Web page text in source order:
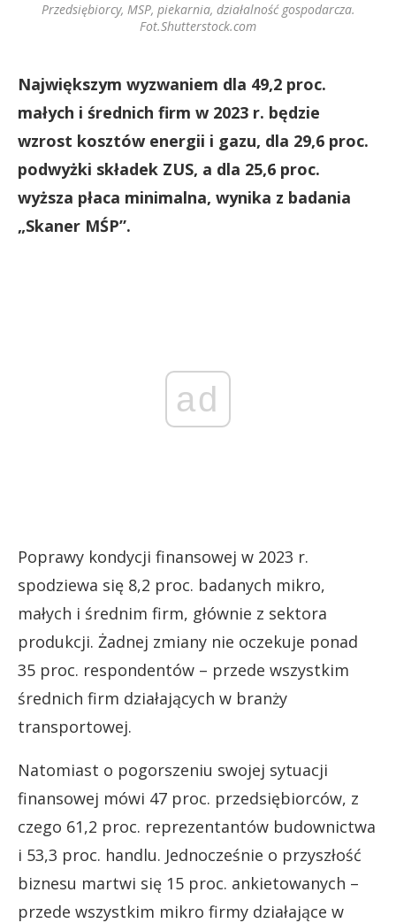
Przedsiębiorcy, MSP, piekarnia, działalność gospodarcza.
Fot.Shutterstock.com
Największym wyzwaniem dla 49,2 proc.
małych i średnich firm w 2023 r. będzie
wzrost kosztów energii i gazu, dla 29,6 proc.
podwyżki składek ZUS, a dla 25,6 proc.
wyższa płaca minimalna, wynika z badania
„Skaner MŚP”.
ad
Poprawy kondycji finansowej w 2023 r.
spodziewa się 8,2 proc. badanych mikro,
małych i średnim firm, głównie z sektora
produkcji. Żadnej zmiany nie oczekuje ponad
35 proc. respondentów – przede wszystkim
średnich firm działających w branży
transportowej.
Natomiast o pogorszeniu swojej sytuacji
finansowej mówi 47 proc. przedsiębiorców, z
czego 61,2 proc. reprezentantów budownictwa
i 53,3 proc. handlu. Jednocześnie o przyszłość
biznesu martwi się 15 proc. ankietowanych –
przede wszystkim mikro firmy działające w